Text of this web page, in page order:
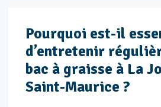
Pourquoi est-il
d’entretenir
bac à graisse à La
Saint-Maurice ?